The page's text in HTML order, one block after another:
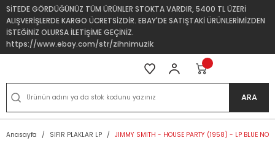
SİTEDE GÖRDÜĞÜNÜZ TÜM ÜRÜNLER STOKTA VARDIR, 5400 TL ÜZERİ
ALIŞVERİŞLERDE KARGO ÜCRETSİZDİR. EBAY'DE SATIŞTAKİ ÜRÜNLERİMİZDEN
İSTEĞİNİZ OLURSA İLETİŞİME GEÇİNİZ.
https://www.ebay.com/str/zihnimuzik
ARA
Anasayfa SIFIR PLAKLAR LP JIMMY SMITH - HOUSE PARTY (1958) - LP BLUE